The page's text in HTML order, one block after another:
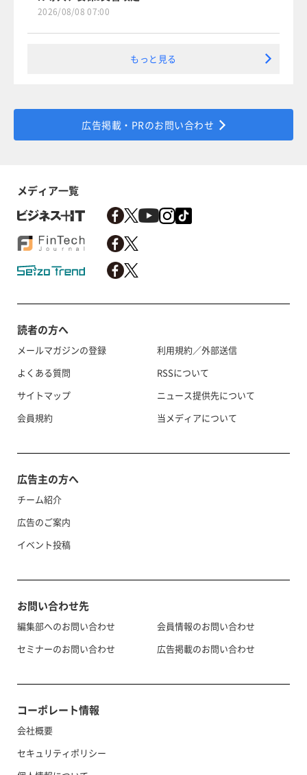
2026/08/08 07:00
もっと見る
広告掲載・PRのお問い合わせ
メディア一覧
読者の方へ
メールマガジンの登録
よくある質問
サイトマップ
会員規約
利用規約／外部送信
RSSについて
ニュース提供先について
当メディアについて
広告主の方へ
チーム紹介
広告のご案内
イベント投稿
お問い合わせ先
編集部へのお問い合わせ
セミナーのお問い合わせ
会員情報のお問い合わせ
広告掲載のお問い合わせ
コーポレート情報
会社概要
セキュリティポリシー